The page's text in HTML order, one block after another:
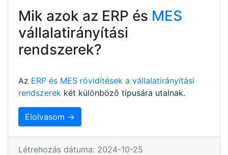
Mik azok az ERP és MES
vállalatirányítási
rendszerek?
Az ERP és MES rövidítések a vállalatirányítási
rendszerek két különböző típusára utalnak.
Elolvasom →
Létrehozás dátuma: 2024-10-25